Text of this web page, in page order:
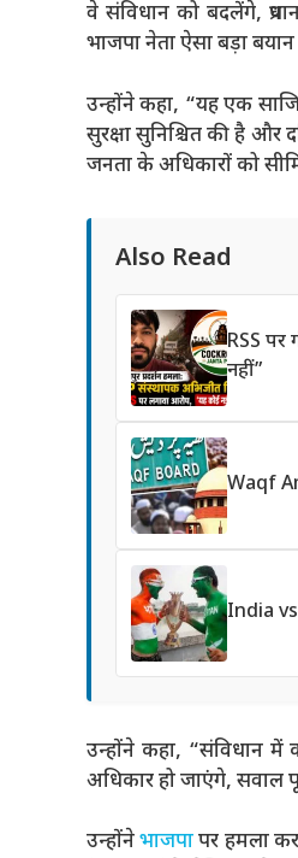
वे संविधान को बदलेंगे,
भाजपा नेता ऐसा बड़ा
उन्होंने कहा, “यह एक
सुरक्षा सुनिश्चित की है और
जनता के अधिकारों को
Also Read
RSS पर
नहीं”
Waqf
India
उन्होंने कहा, “संविधान में
अधिकार हो जाएंगे, सवाल
उन्होंनेभाजपापर हमला